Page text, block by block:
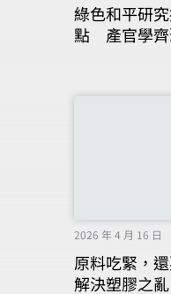
綠色和平研
點 產官學齊
2026 年 4 月 16 日
原料吃緊，
解決塑膠之亂